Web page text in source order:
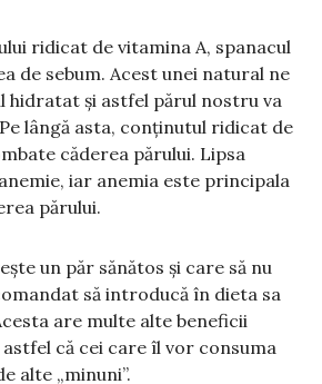
ridicat de vitamina A, spanacul
de sebum. Acest unei natural ne
hidratat și astfel părul nostru va
lângă asta, conținutul ridicat de
căderea părului. Lipsa
iar anemia este principala
părului.
un păr sănătos și care să nu
să introducă în dieta sa
are multe alte beneficii
că cei care îl vor consuma
alte „minuni”.